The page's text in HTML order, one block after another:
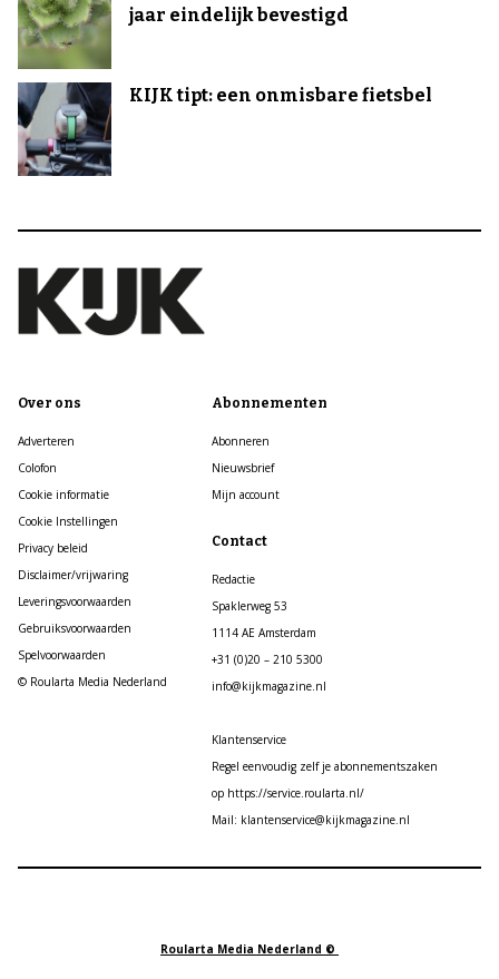
jaar eindelijk bevestigd
KIJK tipt: een onmisbare fietsbel
Over ons
Adverteren
Colofon
Cookie informatie
Cookie Instellingen
Privacy beleid
Disclaimer/vrijwaring
Leveringsvoorwaarden
Gebruiksvoorwaarden
Spelvoorwaarden
© Roularta Media Nederland
Abonnementen
Abonneren
Nieuwsbrief
Mijn account
Contact
Redactie
Spaklerweg 53
1114 AE Amsterdam
+31 (0)20 – 210 5300
info@kijkmagazine.nl
Klantenservice
Regel eenvoudig zelf je abonnementszaken
op https://service.roularta.nl/
Mail: klantenservice@kijkmagazine.nl
Roularta Media Nederland ©